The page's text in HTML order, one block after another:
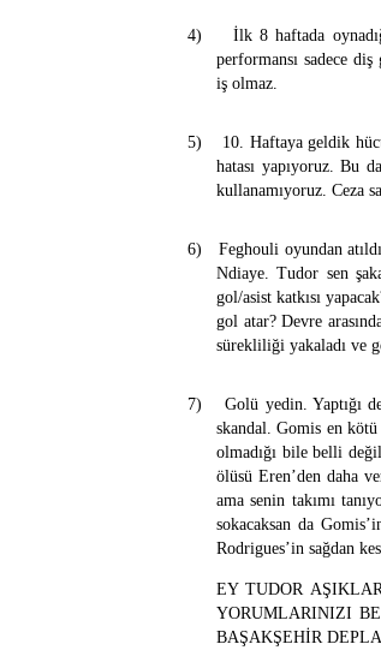
4)
İlk 8 haftada
performansı sadece
iş olmaz.
5)
10. Haftaya geldik
hatası yapıyoruz. Bu
kullanamıyoruz. Ceza
6)
Feghouli oyundan
Ndiaye. Tudor sen
gol/asist katkısı
gol atar? Devre
sürekliliği yakaladı ve
7)
Golü yedin. Yaptığı
skandal. Gomis en
olmadığı bile belli
ölüsü Eren’den daha
ama senin takımı
sokacaksan da
Rodrigues’in sağdan
EY TUDOR
YORUMLARINIZI
BAŞAKŞEHİR